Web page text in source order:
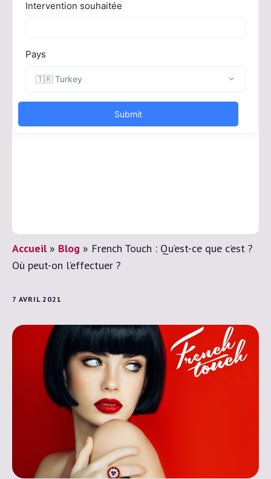
Accueil» Blog » French Touch : Qu’est-ce que c’est ?
Où peut-on l’effectuer ?
7 AVRIL 2021